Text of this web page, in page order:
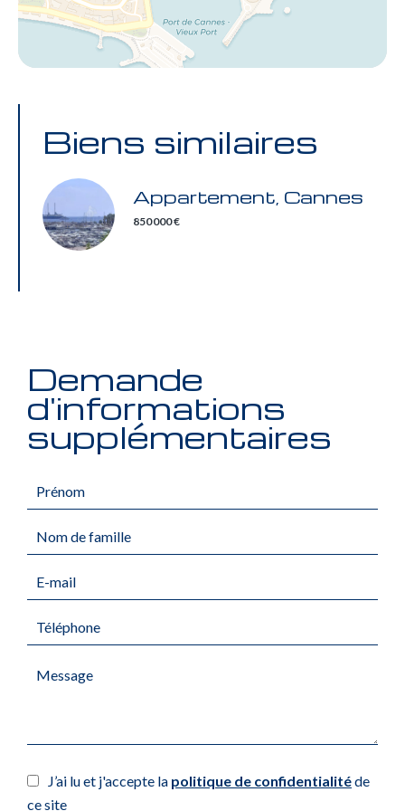
Biens similaires
Appartement, Cannes
850 000 €
Demande
d'informations
supplémentaires
J’ai lu et j'accepte la politique de confidentialitéde
ce site